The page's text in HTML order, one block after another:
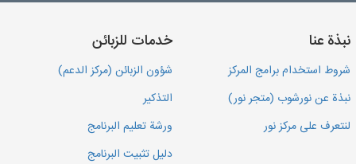
نبذة عنا
شروط استخدام برامج المركز
نبذة عن نورشوب (متجر نور)
لنتعرف على مركز نور
خدمات للزبائن
شؤون الزبائن (مركز الدعم)
التذكير
ورشة تعليم البرنامج
دليل تثبيت البرنامج